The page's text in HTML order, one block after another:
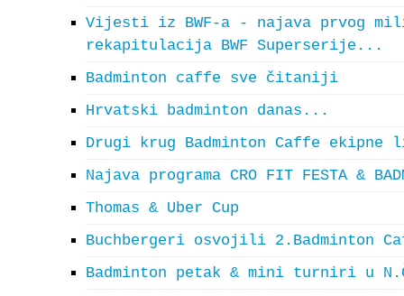
Vijesti iz BWF-a - najava prvog
rekapitulacija BWF Superserije...
Badminton caffe sve čitaniji
Hrvatski badminton danas...
Drugi krug Badminton Caffe ekipne
Najava programa CRO FIT FESTA &
Thomas & Uber Cup
Buchbergeri osvojili 2.Badminton
Badminton petak & mini turniri u